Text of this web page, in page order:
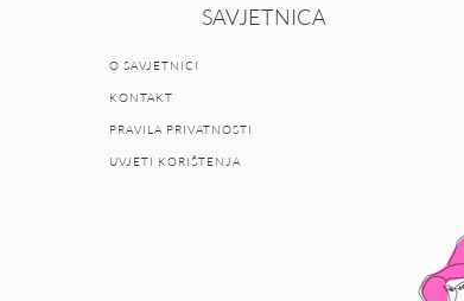
SAVJETNICA
O SAVJETNICI
KONTAKT
PRAVILA PRIVATNOSTI
UVJETI KORIŠTENJA